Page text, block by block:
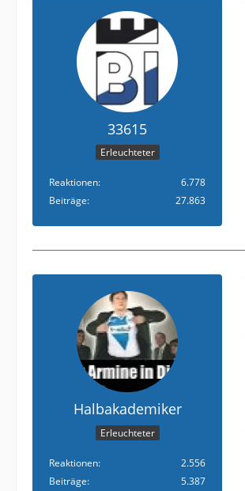
33615
Erleuchteter
Reaktionen
6.778
Beiträge
27.863
Halbakademiker
Erleuchteter
Reaktionen
2.556
Beiträge
5.387